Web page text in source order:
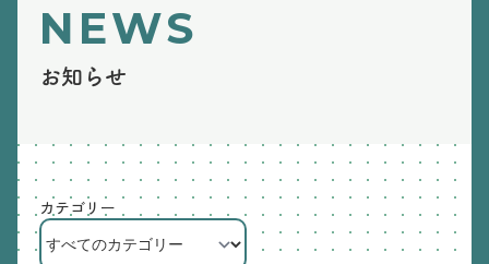
NEWS
お知らせ
カテゴリー